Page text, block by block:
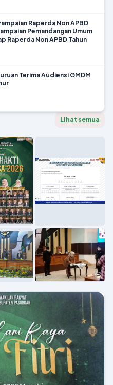
Raperda Non APBD
Pemandangan Umum
Raperda Non APBD Tahun
Terima Audiensi GMDM
Lihat semua